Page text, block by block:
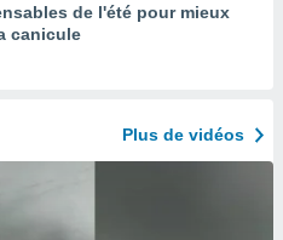
de l'été pour mieux
canicule
Plus de vidéos